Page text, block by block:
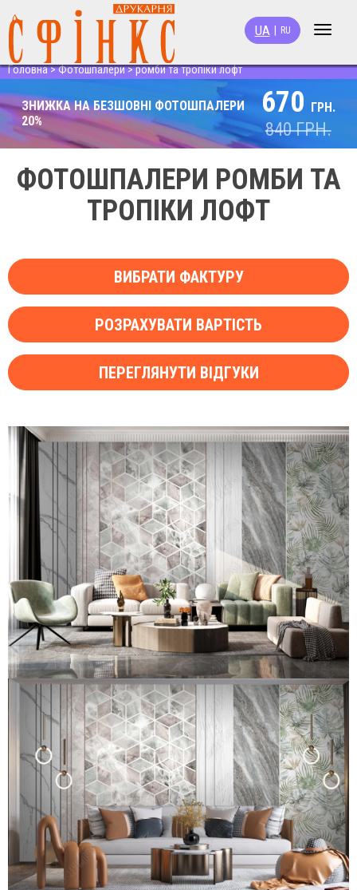
Toggle
UA RU
Головна>Фотошпалери>ромби та тропіки лофт
ЗНИЖКА НА БЕЗШОВНІ ФОТОШПАЛЕРИ
20%
670 ГРН.
840ГРН.
ФОТОШПАЛЕРИ РОМБИ ТА
ТРОПІКИ ЛОФТ
ВИБРАТИ ФАКТУРУ
РОЗРАХУВАТИ ВАРТІСТЬ
ПЕРЕГЛЯНУТИ ВІДГУКИ